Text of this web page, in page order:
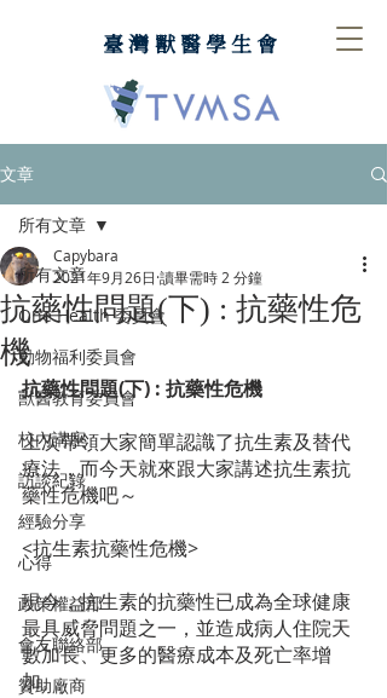
臺灣獸醫學生會
文章
所有文章
One Health 委員會
動物福利委員會
獸醫教育委員會
校內講座
訪談紀錄
經驗分享
心得
政策權益部
會友聯絡部
贊助廠商
所有文章
抗藥性問題(下) : 抗藥性危
機
Capybara
2021年9月26日 讀畢需時 2 分鐘
抗藥性問題(下) : 抗藥性危機
上次帶領大家簡單認識了抗生素及替代
療法，而今天就來跟大家講述抗生素抗
藥性危機吧～
<抗生素抗藥性危機>
現今，抗生素的抗藥性已成為全球健康
最具威脅問題之一，並造成病人住院天
數加長、更多的醫療成本及死亡率增
加。